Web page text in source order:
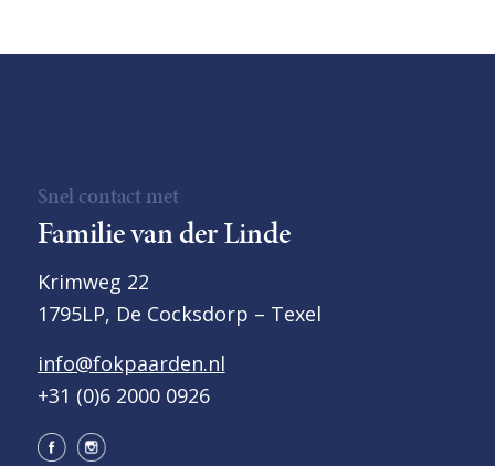
Snel contact met
Familie van der Linde
Krimweg 22
1795LP, De Cocksdorp – Texel
info@fokpaarden.nl
+31 (0)6 2000 0926